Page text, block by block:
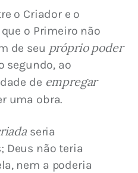
o Criador e o
o Primeiro não
de seu próprio poder
segundo, ao
de empregar
uma obra.
seria
Deus não teria
nem a poderia